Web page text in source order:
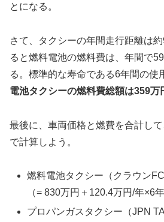
とになる。
さて、タクシーの年間走行距離は
ると燃料電池の燃料費は、年間で
る。標準的な寿命である6年間の使
電池タクシーの燃料費総額は359万
最後に、車両価格と燃費を合計し
で計算しよう。
燃料電池タクシー（クラウン
（= 830万円＋120.4万円/年×6年
プロパンガスタクシー（JPN